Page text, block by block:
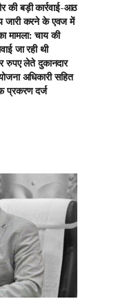
की बड़ी कार्रवाई-आठ
जारी करने के एवज में
मामला: चाय की
जा रही थी
रुपए लेते दुकानदार
अधिकारी सहित
प्रकरण दर्ज